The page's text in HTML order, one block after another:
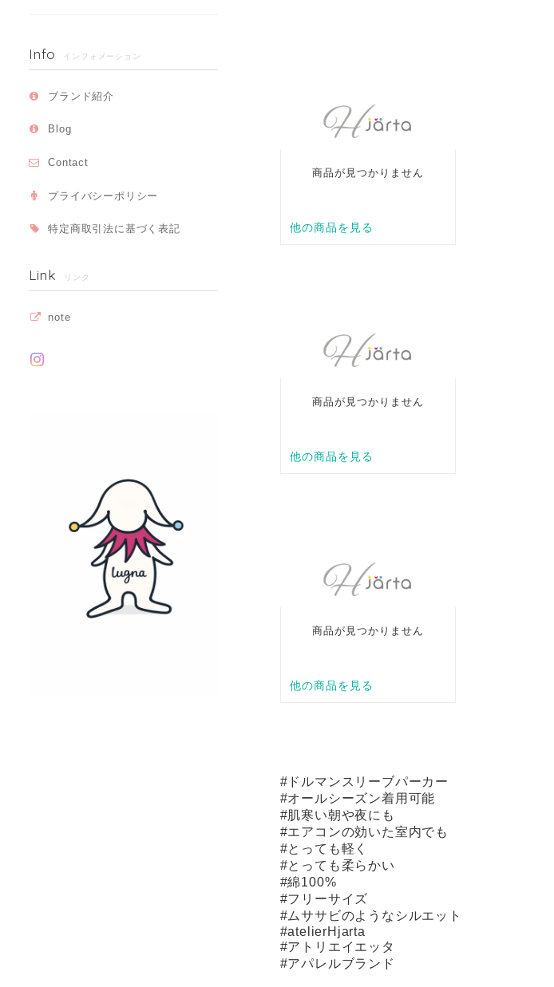
Info インフォメーション
ブランド紹介
Blog
Contact
プライバシーポリシー
特定商取引法に基づく表記
Link リンク
note
#ドルマンスリーブパーカー
#オールシーズン着用可能
#肌寒い朝や夜にも
#エアコンの効いた室内でも
#とっても軽く
#とっても柔らかい
#綿100%
#フリーサイズ
#ムササビのようなシルエット
#atelierHjarta
#アトリエイエッタ
#アパレルブランド